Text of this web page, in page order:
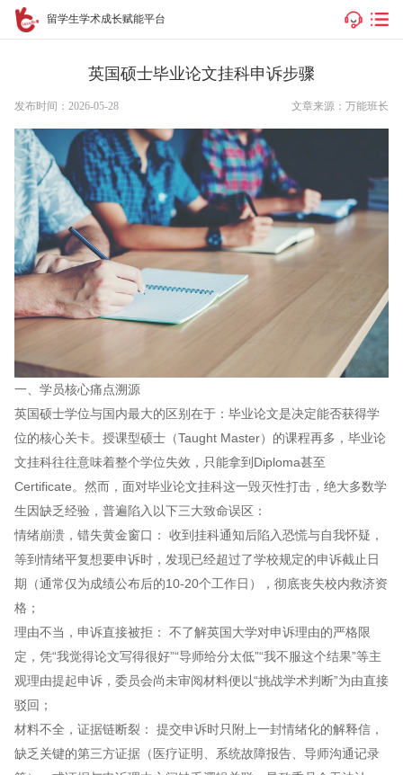
留学生学术成长赋能平台
英国硕士毕业论文挂科申诉步骤
发布时间：2026-05-28 文章来源：万能班长
一、学员核心痛点溯源
英国硕士学位与国内最大的区别在于：毕业论文是决定能否获得学
位的核心关卡。授课型硕士（Taught Master）的课程再多，毕业论
文挂科往往意味着整个学位失效，只能拿到Diploma甚至
Certificate。然而，面对毕业论文挂科这一毁灭性打击，绝大多数学
生因缺乏经验，普遍陷入以下三大致命误区：
情绪崩溃，错失黄金窗口： 收到挂科通知后陷入恐慌与自我怀疑，
等到情绪平复想要申诉时，发现已经超过了学校规定的申诉截止日
期（通常仅为成绩公布后的10-20个工作日），彻底丧失校内救济资
格；
理由不当，申诉直接被拒： 不了解英国大学对申诉理由的严格限
定，凭“我觉得论文写得很好”“导师给分太低”“我不服这个结果”等主
观理由提起申诉，委员会尚未审阅材料便以“挑战学术判断”为由直接
驳回；
材料不全，证据链断裂： 提交申诉时只附上一封情绪化的解释信，
缺乏关键的第三方证据（医疗证明、系统故障报告、导师沟通记录